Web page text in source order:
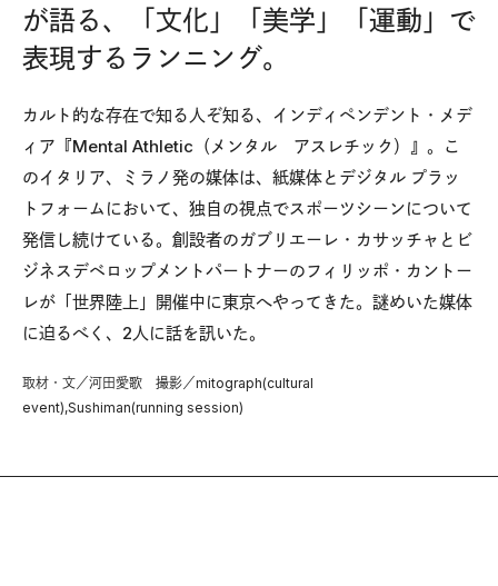
が語る、「文化」「美学」「運動」で
表現するランニング。
カルト的な存在で知る人ぞ知る、インディペンデント・メデ
ィア『Mental Athletic（メンタル アスレチック）』。こ
のイタリア、ミラノ発の媒体は、紙媒体とデジタル プラッ
トフォームにおいて、独自の視点でスポーツシーンについて
発信し続けている。創設者のガブリエーレ・カサッチャとビ
ジネスデベロップメントパートナーのフィリッポ・カントー
レが「世界陸上」開催中に東京へやってきた。謎めいた媒体
に迫るべく、2人に話を訊いた。
取材・文／河田愛歌 撮影／mitograph(cultural
event),Sushiman(running session)